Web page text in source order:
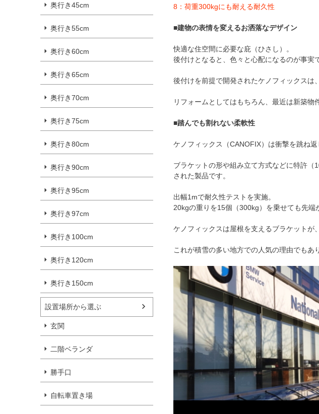
奥行き45cm
奥行き55cm
奥行き60cm
奥行き65cm
奥行き70cm
奥行き75cm
奥行き80cm
奥行き90cm
奥行き95cm
奥行き97cm
奥行き100cm
奥行き120cm
奥行き150cm
設置場所から選ぶ
玄関
二階ベランダ
勝手口
自転車置き場
8：荷重300kgにも耐える耐久性
■建物の表情を変えるお洒落なデザイン
快適な住空間に必要な庇（ひさし）。
後付けとなると、色々と心配になるのが事実
後付けを前提で開発されたケノフィックスは
リフォームとしてはもちろん、最近は新築物
■踏んでも割れない柔軟性
ケノフィックス（CANOFIX）は衝撃を跳ね
ブラケットの形や組み立て方式などに特許
された製品です。
出幅1mで耐久性テストを実施。
20kgの重りを15個（300kg）を乗せても先端
ケノフィックスは屋根を支えるブラケットが
これが積雪の多い地方での人気の理由でもあ